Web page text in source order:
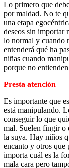
Lo primero que
por maldad. No te
una etapa
deseos sin importar
lo normal y cuando
entenderá qué ha
niñas cuando
porque no
Presta atención
Es importante que
está manipulando.
conseguir lo que
mal. Suelen fingir o
la suya. Hay niños
encanto y otros
importa cuál es la
mala cara pero